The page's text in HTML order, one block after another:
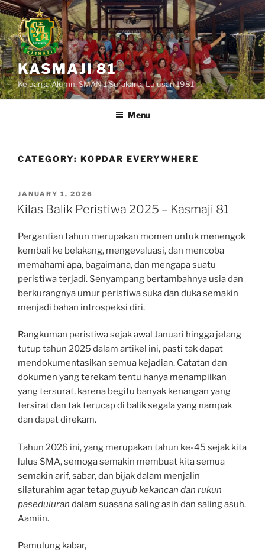
Skip
to
content
KASMAJI 81
Keluarga Alumni SMAN 1 Surakarta Lulusan 1981
Menu
CATEGORY: KOPDAR EVERYWHERE
POSTED
ON
JANUARY 1, 2026
Kilas Balik Peristiwa 2025 – Kasmaji 81
Pergantian tahun merupakan momen untuk menengok
kembali ke belakang, mengevaluasi, dan mencoba
memahami apa, bagaimana, dan mengapa suatu
peristiwa terjadi. Senyampang bertambahnya usia dan
berkurangnya umur peristiwa suka dan duka semakin
menjadi bahan introspeksi diri.
Rangkuman peristiwa sejak awal Januari hingga jelang
tutup tahun 2025 dalam artikel ini, pasti tak dapat
mendokumentasikan semua kejadian. Catatan dan
dokumen yang terekam tentu hanya menampilkan
yang tersurat, karena begitu banyak kenangan yang
tersirat dan tak terucap di balik segala yang nampak
dan dapat direkam.
Tahun 2026 ini, yang merupakan tahun ke-45 sejak kita
lulus SMA, semoga semakin membuat kita semua
semakin arif, sabar, dan bijak dalam menjalin
silaturahim agar tetapguyub kekancan dan rukun
paseduluran dalam suasana saling asih dan saling asuh.
Aamiin.
Pemulung kabar,